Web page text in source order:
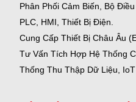
Phân Phối Cảm Biến, Bộ
PLC, HMI, Thiết Bị Điện.
Cung Cấp Thiết Bị Châu Âu
Tư Vấn Tích Hợp Hệ Thống
Thống Thu Thập Dữ Liệu, IoT